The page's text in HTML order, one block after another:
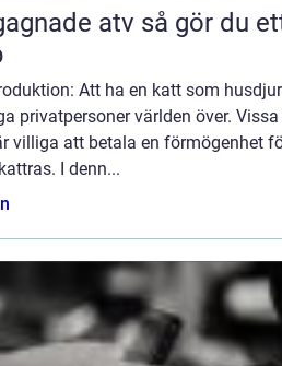
atv så gör du ett tryggt och smart
Att ha en katt som
privatpersoner världen över.
villiga att betala en förmögenhet
I denn...